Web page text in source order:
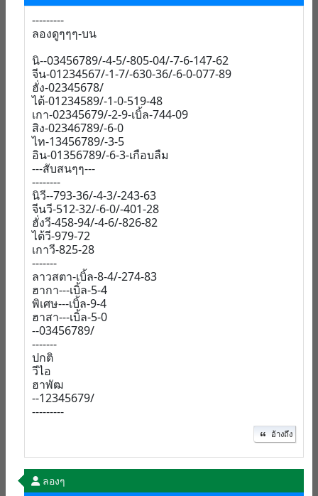
---------
ลองดูๆๆๆ-บน
นิ--03456789/-4-5/-805-04/-7-6-147-62
จีน-01234567/-1-7/-630-36/-6-0-077-89
ฮั่ง-02345678/
ไต้-01234589/-1-0-519-48
เกา-02345679/-2-9-เบิ้ล-744-09
สิง-02346789/-6-0
ไท-13456789/-3-5
อิน-01356789/-6-3-เกือบลืม
---สับสนๆๆ---
--------
นิวี--793-36/-4-3/-243-63
จีนวี-512-32/-6-0/-401-28
ฮั่งวี-458-94/-4-6/-826-82
ไต้วี-979-72
เกาวี-825-28
-------
ลาวสตา-เบิ้ล-8-4/-274-83
ฮากา---เบิ้ล-5-4
พิเศษ---เบิ้ล-9-4
ฮาสา---เบิ้ล-5-0
--03456789/
-------
ปกติ
วีไอ
ฮาพัฒ
--12345679/
---------
อ้างถึง
ลองๆ